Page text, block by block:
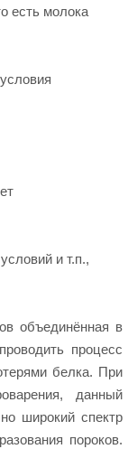
есть молока
и т.п.,
объединённая в
процесс
белка. При
данный
широкий спектр
пороков.